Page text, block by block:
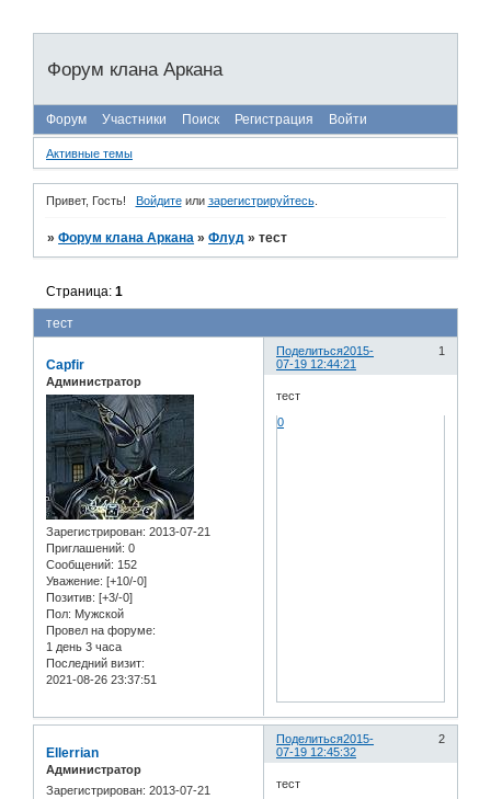
Форум клана Аркана
Форум Участники Поиск Регистрация Войти
Активные темы
Привет, Гость! Войдитеили зарегистрируйтесь.
»Форум клана Аркана »Флуд »тест
тест
Страница:1
Поделиться 1
2015-
07-19 12:44:21
Capfir
Администратор
Зарегистрирован: 2013-07-21
Приглашений: 0
Сообщений: 152
Уважение: [+10/-0]
Позитив: [+3/-0]
Пол: Мужской
Провел на форуме:
1 день 3 часа
Последний визит:
2021-08-26 23:37:51
тест
0
Поделиться 2
2015-
07-19 12:45:32
Ellerrian
Администратор
Зарегистрирован: 2013-07-21
тест